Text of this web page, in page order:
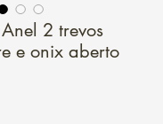
2 trevos
e onix aberto